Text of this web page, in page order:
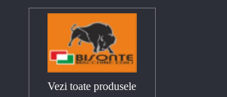
Vezi toate produsele